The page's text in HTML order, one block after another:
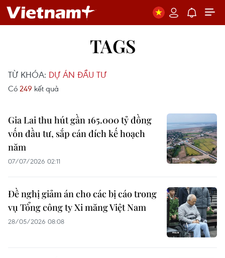
TAGS
TỪ KHÓA: DỰ ÁN ĐẦU TƯ
Có 249 kết quả
Gia Lai thu hút gần 165.000 tỷ đồng
vốn đầu tư, sắp cán đích kế hoạch
năm
07/07/2026 02:11
Đề nghị giảm án cho các bị cáo trong
vụ Tổng công ty Xi măng Việt Nam
28/05/2026 08:08